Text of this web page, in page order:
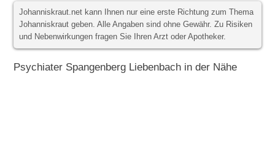
Johanniskraut.net kann Ihnen nur eine erste Richtung zum Thema
Johanniskraut geben. Alle Angaben sind ohne Gewähr. Zu Risiken
und Nebenwirkungen fragen Sie Ihren Arzt oder Apotheker.
Psychiater Spangenberg Liebenbach in der Nähe